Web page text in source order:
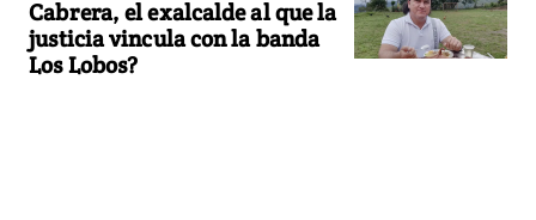
Cabrera, el exalcalde al que la
justicia vincula con la banda
Los Lobos?